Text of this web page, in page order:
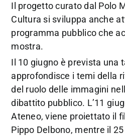
Il progetto curato dal Polo
Cultura si sviluppa anche
programma pubblico che
mostra.
Il 10 giugno è prevista una
approfondisce i temi della
del ruolo delle immagini
dibattito pubblico. L’11
Ateneo, viene proiettato il
Pippo Delbono, mentre il